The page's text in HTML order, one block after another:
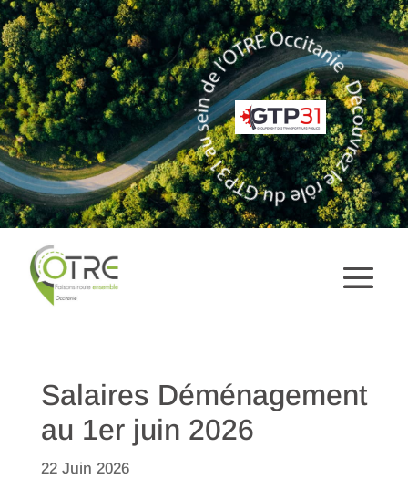
Salaires Déménagement
au 1er juin 2026
22 Juin 2026